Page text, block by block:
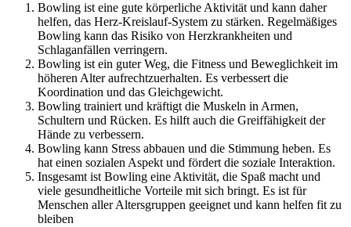
Bowling ist eine gute körperliche Aktivität und kann daher
helfen, das Herz-Kreislauf-System zu stärken. Regelmäßiges
Bowling kann das Risiko von Herzkrankheiten und
Schlaganfällen verringern.
Bowling ist ein guter Weg, die Fitness und Beweglichkeit im
höheren Alter aufrechtzuerhalten. Es verbessert die
Koordination und das Gleichgewicht.
Bowling trainiert und kräftigt die Muskeln in Armen,
Schultern und Rücken. Es hilft auch die Greiffähigkeit der
Hände zu verbessern.
Bowling kann Stress abbauen und die Stimmung heben. Es
hat einen sozialen Aspekt und fördert die soziale Interaktion.
Insgesamt ist Bowling eine Aktivität, die Spaß macht und
viele gesundheitliche Vorteile mit sich bringt. Es ist für
Menschen aller Altersgruppen geeignet und kann helfen fit zu
bleiben